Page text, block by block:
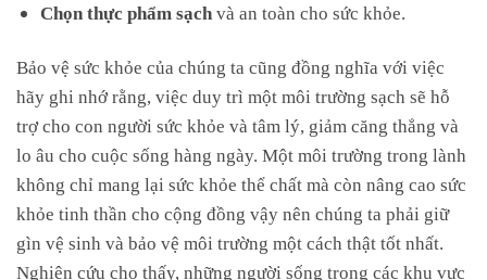
Chọn thực phẩm sạch và an toàn cho sức khỏe.
Bảo vệ sức khỏe của chúng ta cũng đồng nghĩa với việc
hãy ghi nhớ rằng, việc duy trì một môi trường sạch sẽ hỗ
trợ cho con người sức khỏe và tâm lý, giảm căng thẳng và
lo âu cho cuộc sống hàng ngày. Một môi trường trong lành
không chỉ mang lại sức khỏe thể chất mà còn nâng cao sức
khỏe tinh thần cho cộng đồng vậy nên chúng ta phải giữ
gìn vệ sinh và bảo vệ môi trường một cách thật tốt nhất.
Nghiên cứu cho thấy, những người sống trong các khu vực